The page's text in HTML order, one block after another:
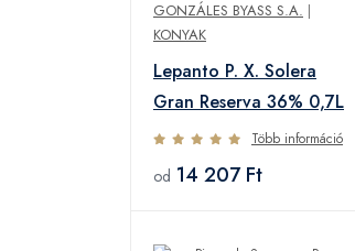
GONZÁLES BYASS S.A. |
KONYAK
Lepanto P. X. Solera
Gran Reserva 36% 0,7L
Több információ
od 14 207 Ft